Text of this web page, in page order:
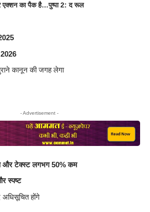
एक्शन का पैक है…पुष्पा 2: द रूल
कानून की जगह लेगा
- Advertisement -
टेक्स्ट लगभग 50% कम
स्पष्ट
होंगे